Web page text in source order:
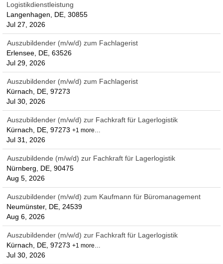
Logistikdienstleistung
Langenhagen, DE, 30855
Jul 27, 2026
Auszubildender (m/w/d) zum Fachlagerist
Erlensee, DE, 63526
Jul 29, 2026
Auszubildender (m/w/d) zum Fachlagerist
Kürnach, DE, 97273
Jul 30, 2026
Auszubildender (m/w/d) zur Fachkraft für Lagerlogistik
Kürnach, DE, 97273 +1 more…
Jul 31, 2026
Auszubildende (m/w/d) zur Fachkraft für Lagerlogistik
Nürnberg, DE, 90475
Aug 5, 2026
Auszubildender (m/w/d) zum Kaufmann für Büromanagement
Neumünster, DE, 24539
Aug 6, 2026
Auszubildender (m/w/d) zur Fachkraft für Lagerlogistik
Kürnach, DE, 97273 +1 more…
Jul 30, 2026